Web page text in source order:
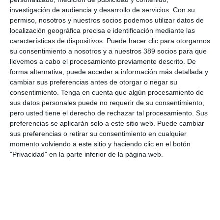
investigación de audiencia y desarrollo de servicios. Con su
permiso, nosotros y nuestros socios podemos utilizar datos de
localización geográfica precisa e identificación mediante las
características de dispositivos. Puede hacer clic para otorgarnos
su consentimiento a nosotros y a nuestros 389 socios para que
llevemos a cabo el procesamiento previamente descrito. De
forma alternativa, puede acceder a información más detallada y
cambiar sus preferencias antes de otorgar o negar su
consentimiento. Tenga en cuenta que algún procesamiento de
sus datos personales puede no requerir de su consentimiento,
pero usted tiene el derecho de rechazar tal procesamiento. Sus
preferencias se aplicarán solo a este sitio web. Puede cambiar
sus preferencias o retirar su consentimiento en cualquier
momento volviendo a este sitio y haciendo clic en el botón
"Privacidad" en la parte inferior de la página web.
cuentas de 2025 y el presupuesto para 2026. Y se presentó la
memoria anual 2025 y el informe de gestión.
Si quiere recibir diariamente y GRATIS noticias como
esta, pinche aquí
LO ÚLTIMO
La verdad sobre la IA en el seguro: qué funciona ya y qué sigue
siendo una promesa
Munich Re alcanza un beneficio de casi 4.000 millones y
mantiene sus previsiones para 2026
Allianz gana un 15,5% más en el semestre y confirma sus